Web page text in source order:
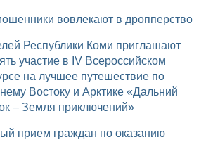
вовлекают в дропперство
участие в IV Всероссийском
на лучшее путешествие по
Востоку и Арктике «Дальний
– Земля приключений»